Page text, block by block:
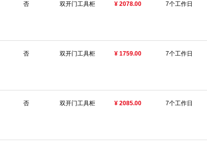
否 双开门工具柜 ¥ 2078.00 7个工作日
否 双开门工具柜 ¥ 1759.00 7个工作日
否 双开门工具柜 ¥ 2085.00 7个工作日